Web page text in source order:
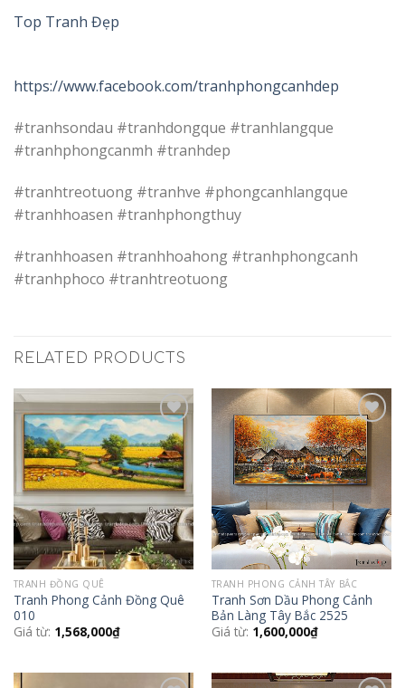
Top Tranh Đẹp
https://www.facebook.com/tranhphongcanhdep
#tranhsondau #tranhdongque #tranhlangque
#tranhphongcanmh #tranhdep
#tranhtreotuong #tranhve #phongcanhlangque
#tranhhoasen #tranhphongthuy
#tranhhoasen #tranhhoahong #tranhphongcanh
#tranhphoco #tranhtreotuong
RELATED PRODUCTS
Add to
Wishlist
TRANH ĐỒNG QUÊ
Tranh Phong Cảnh Đồng Quê
010
Giá từ: 1,568,000₫
Add to
Wishlist
TRANH PHONG CẢNH TÂY BẮC
Tranh Sơn Dầu Phong Cảnh
Bản Làng Tây Bắc 2525
Giá từ: 1,600,000₫